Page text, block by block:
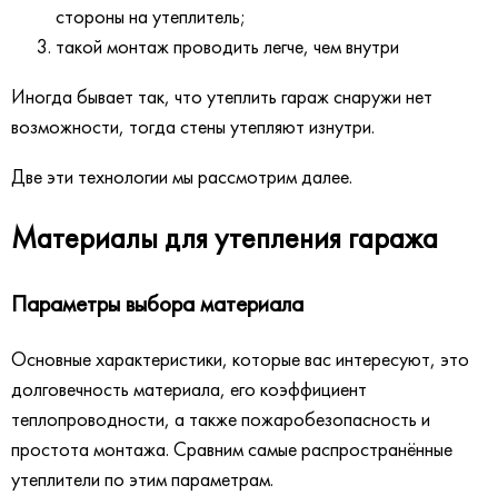
стороны на утеплитель;
такой монтаж проводить легче, чем внутри
Иногда бывает так, что утеплить гараж снаружи нет
возможности, тогда стены утепляют изнутри.
Две эти технологии мы рассмотрим далее.
Материалы для утепления гаража
Параметры выбора материала
Основные характеристики, которые вас интересуют, это
долговечность материала, его коэффициент
теплопроводности, а также пожаробезопасность и
простота монтажа. Сравним самые распространённые
утеплители по этим параметрам.